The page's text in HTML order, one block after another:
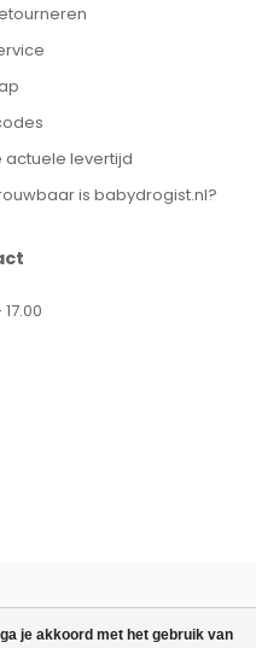
je akkoord met het gebruik van
actuele levertijd
is babydrogist.nl?